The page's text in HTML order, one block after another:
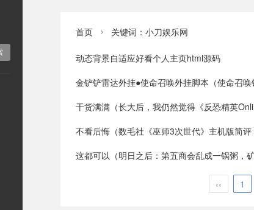
首页  关键词：小刀娱乐网
动态背景自适应好看个人主页html源码
金铲铲雷达外挂●使命召唤外挂脚本（使命召唤
干货满满（长大后，我仍然觉得《反恐精英Online》的武器设计很酷）反恐精英ol英雄武器库_反恐精英●穿越火
不看后悔（数毛社《巫师3次世代》主机版简评 光追模式尚存问题）巫师3编年史_巫师●暗区突围苹
这都可以（明日之后：第五商会乱成一锅粥，矿工罢工，伐木工成众矢之的！）明日之后来自第五商会的一封信_明日之后●地下
‹‹ 1